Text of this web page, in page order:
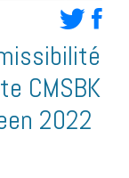
CMSBK
2022